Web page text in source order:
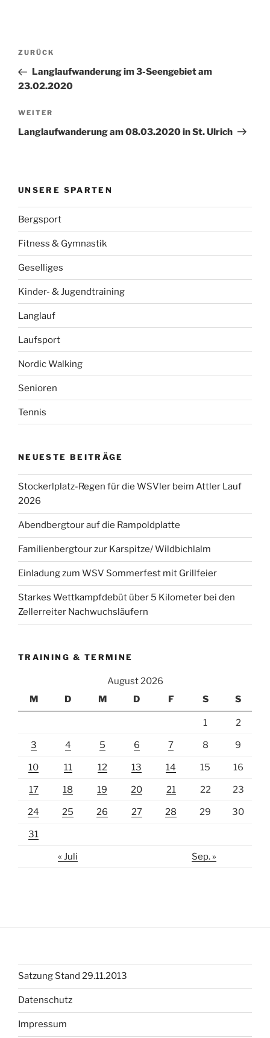
Beitragsnavigation
Vorheriger
Beitrag
ZURÜCK
Langlaufwanderung im 3-Seengebiet am
23.02.2020
Nächster
Beitrag
WEITER
Langlaufwanderung am 08.03.2020 in St. Ulrich
UNSERE SPARTEN
Bergsport
Fitness & Gymnastik
Geselliges
Kinder- & Jugendtraining
Langlauf
Laufsport
Nordic Walking
Senioren
Tennis
NEUESTE BEITRÄGE
Stockerlplatz-Regen für die WSVler beim Attler Lauf
2026
Abendbergtour auf die Rampoldplatte
Familienbergtour zur Karspitze/ Wildbichlalm
Einladung zum WSV Sommerfest mit Grillfeier
Starkes Wettkampfdebüt über 5 Kilometer bei den
Zellerreiter Nachwuchsläufern
TRAINING & TERMINE
August 2026
M
D M D F S S
1 2
3 4 5 6 7 8 9
10 11 12 13 14 15 16
17 18 19 20 21 22 23
24 25 26 27 28 29 30
31
« Juli Sep. »
Satzung Stand 29.11.2013
Datenschutz
Impressum